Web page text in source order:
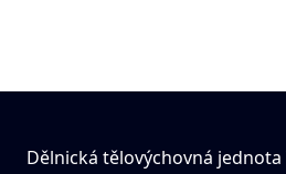
Dělnická tělovýchovná jednota